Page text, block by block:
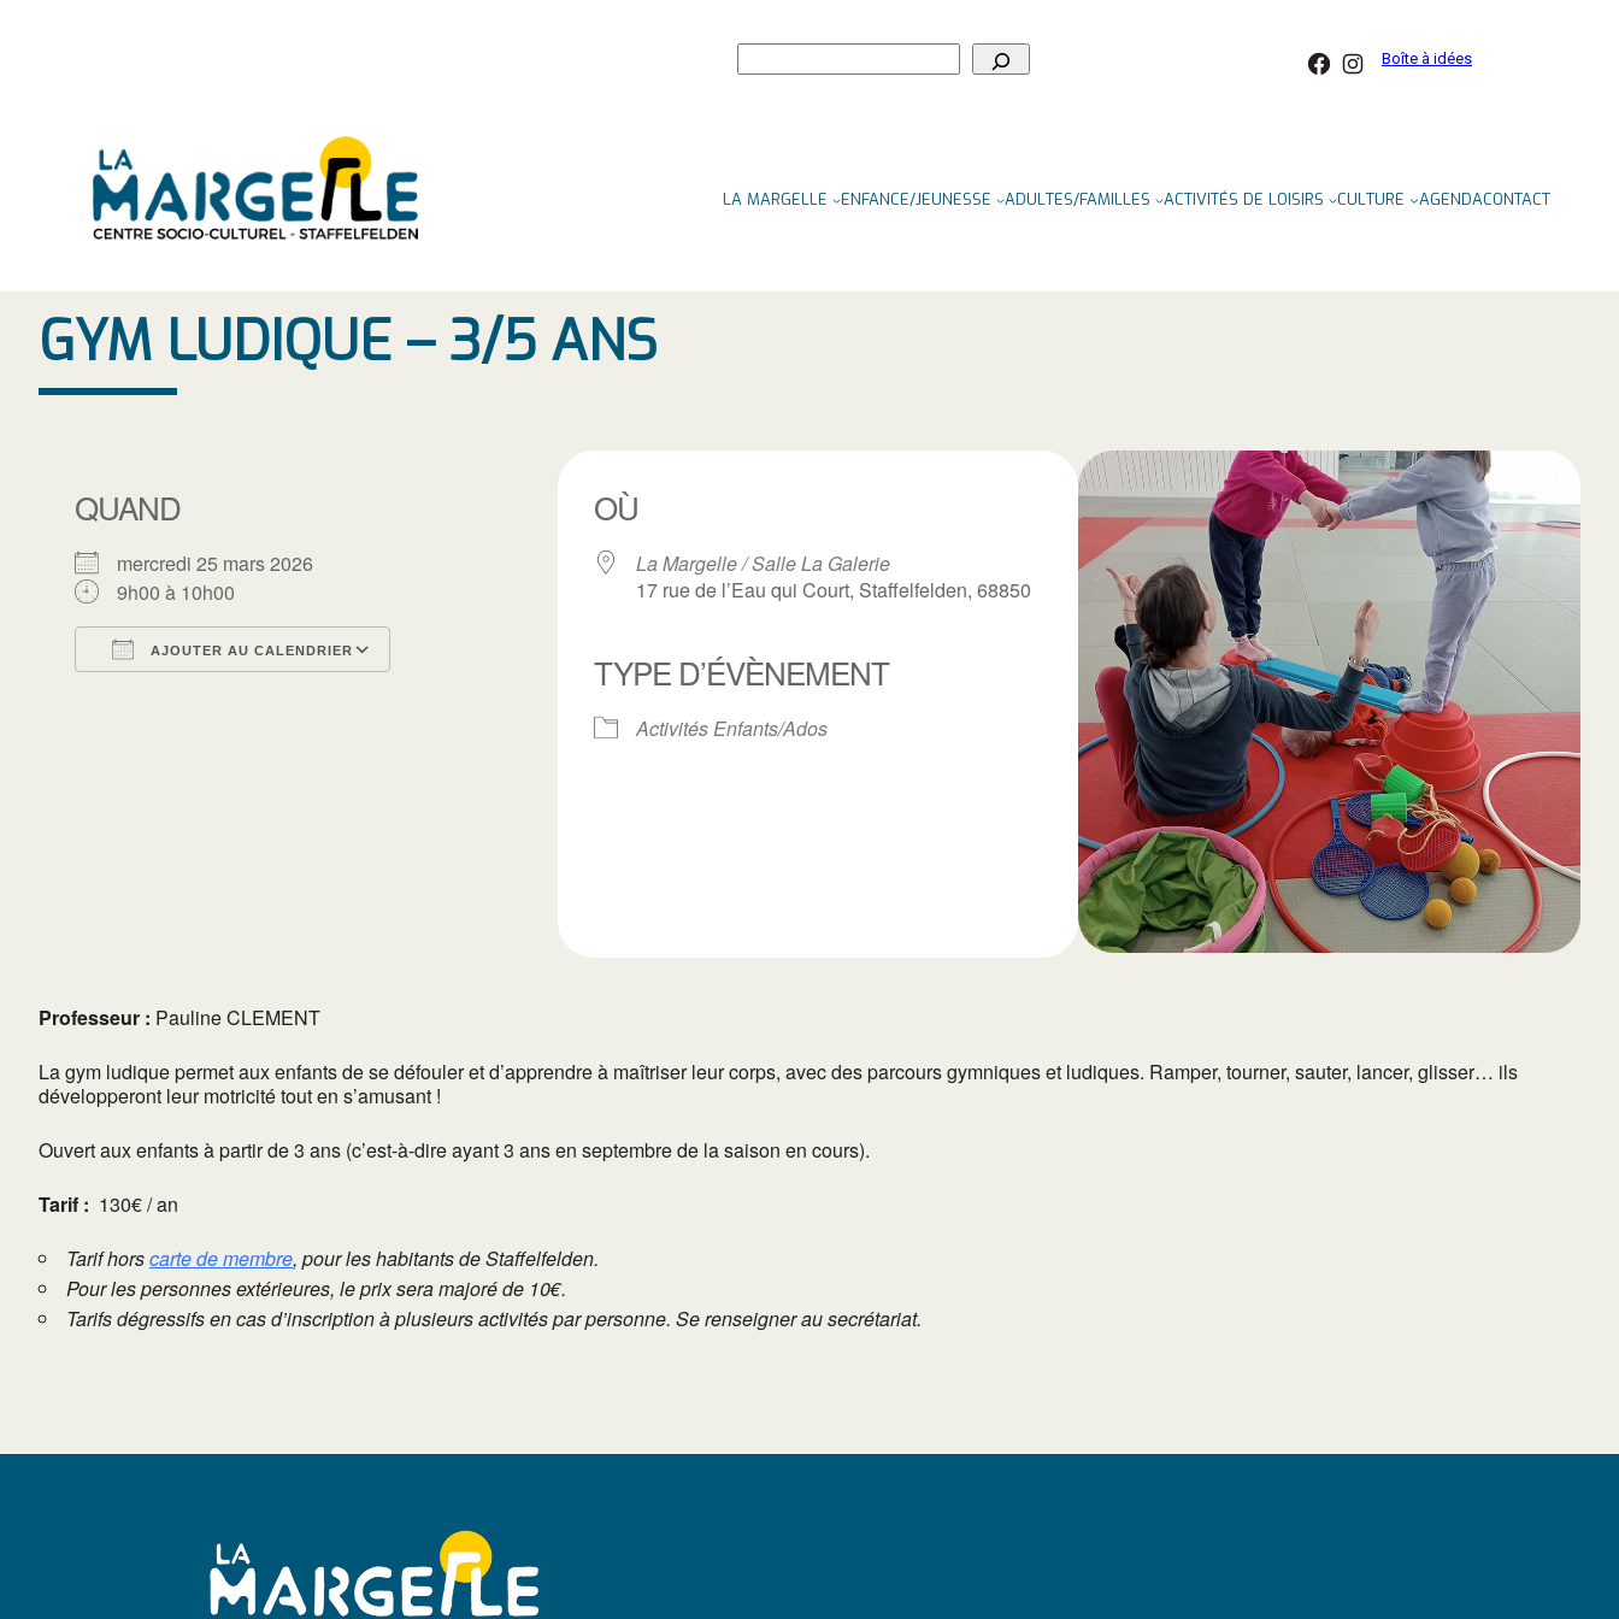
Facebook
Instagram
Boîte à idées
LA MARGELLE ENFANCE/JEUNESSE ADULTES/FAMILLES ACTIVITÉS DE LOISIRS CULTURE AGENDACONTACT
GYM LUDIQUE – 3/5 ANS
QUAND
mercredi 25 mars 2026
9h00 à 10h00
AJOUTER AU CALENDRIER
iCalendar Outlook Live
OÙ
La Margelle / Salle La Galerie
17 rue de l’Eau qui Court, Staffelfelden, 68850
TYPE D’ÉVÈNEMENT
Activités Enfants/Ados
Professeur : Pauline CLEMENT
La gym ludique permet aux enfants de se défouler et d’apprendre à maîtriser leur corps, avec des parcours gymniques et ludiques. Ramper, tourner, sauter, lancer, glisser… ils
développeront leur motricité tout en s’amusant !
Ouvert aux enfants à partir de 3 ans (c’est-à-dire ayant 3 ans en septembre de la saison en cours).
Tarif : 130€ / an
Tarif horscarte de membre, pour les habitants de Staffelfelden.
Pour les personnes extérieures, le prix sera majoré de 10€.
Tarifs dégressifs en cas d’inscription à plusieurs activités par personne. Se renseigner au secrétariat.